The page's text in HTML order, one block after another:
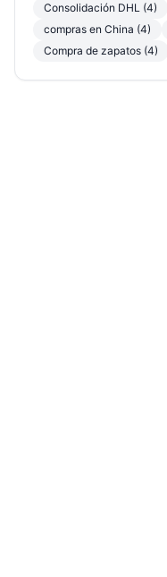
Consolidación DHL (4)
compras en China (4)
Compra de zapatos (4)